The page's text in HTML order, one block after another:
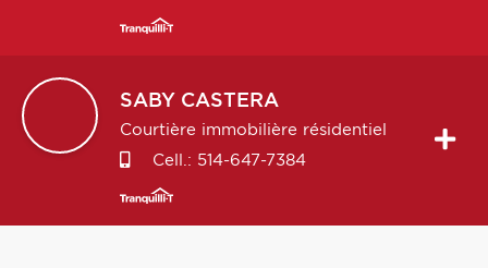
SABY CASTERA
Courtière immobilière résidentiel
Cell.: 514-647-7384